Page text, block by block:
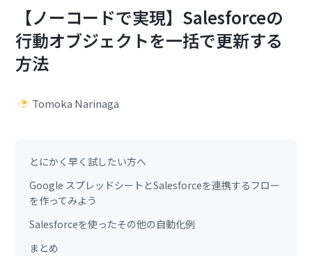
【ノーコードで実現】Salesforceの
行動オブジェクトを一括で更新する
方法
Tomoka Narinaga
とにかく早く試したい方へ
Google スプレッドシートとSalesforceを連携するフロー
を作ってみよう
Salesforceを使ったその他の自動化例
まとめ